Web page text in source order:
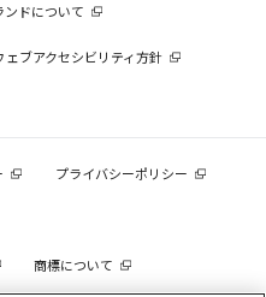
ンドについて
ェブアクセシビリティ方針
プライバシーポリシー
商標について